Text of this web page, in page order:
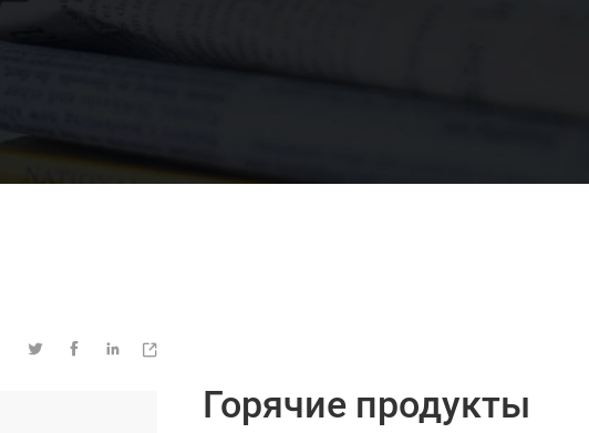
   
Горячие продукты